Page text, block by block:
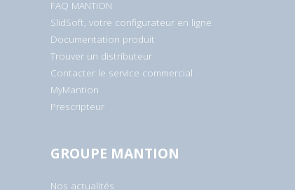
FAQ MANTION
SlidSoft, votre configurateur en ligne
Documentation produit
Trouver un distributeur
Contacter le service commercial
MyMantion
Prescripteur
GROUPE MANTION
Nos actualités